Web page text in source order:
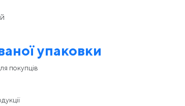
упаковки
покупців